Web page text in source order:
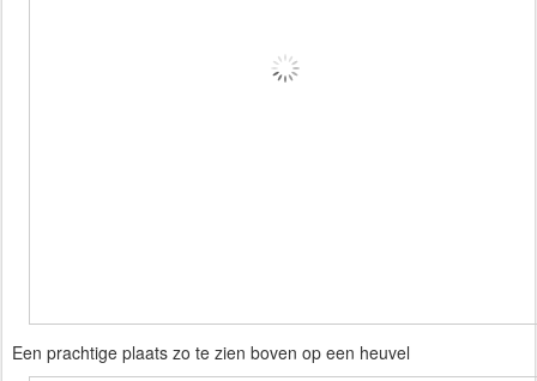
Een prachtige plaats zo te zien boven op een heuvel